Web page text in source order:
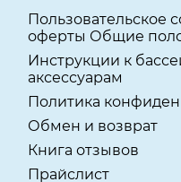
Пользовательское
оферты Общие
Инструкции к
аксессуарам
Политика
Обмен и возврат
Книга отзывов
Прайслист